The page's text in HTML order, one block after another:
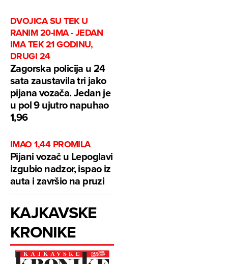
DVOJICA SU TEK U
RANIM 20-IMA - JEDAN
IMA TEK 21 GODINU,
DRUGI 24
Zagorska policija u 24
sata zaustavila tri jako
pijana vozača. Jedan je
u pol 9 ujutro napuhao
1,96
IMAO 1,44 PROMILA
Pijani vozač u Lepoglavi
izgubio nadzor, ispao iz
auta i završio na pruzi
KAJKAVSKE
KRONIKE